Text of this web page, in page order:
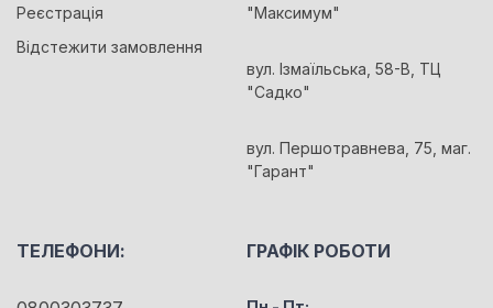
Реєстрація
Відстежити замовлення
"Максимум"
вул. Ізмаїльська, 58-В, ТЦ
"Садко"
вул. Першотравнева, 75, маг.
"Гарант"
ТЕЛЕФОНИ: ГРАФІК РОБОТИ